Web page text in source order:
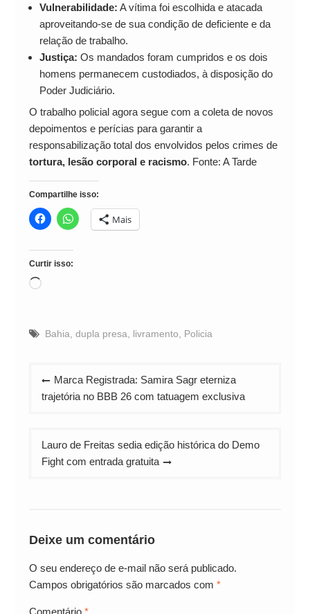
Vulnerabilidade: A vítima foi escolhida e atacada
aproveitando-se de sua condição de deficiente e da
relação de trabalho.
Justiça: Os mandados foram cumpridos e os dois
homens permanecem custodiados, à disposição do
Poder Judiciário.
O trabalho policial agora segue com a coleta de novos
depoimentos e perícias para garantir a
responsabilização total dos envolvidos pelos crimes de
tortura, lesão corporal e racismo. Fonte: A Tarde
Compartilhe isso:
Mais
Curtir isso:
Carregando...
Bahia, dupla presa, livramento, Policia
Navegação
de
Marca Registrada: Samira Sagr eterniza
trajetória no BBB 26 com tatuagem exclusiva
Lauro de Freitas sedia edição histórica do Demo
Fight com entrada gratuita
Deixe um comentário
O seu endereço de e-mail não será publicado.
Campos obrigatórios são marcados com *
Comentário *